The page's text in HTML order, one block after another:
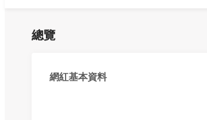
總覽
網紅基本資料